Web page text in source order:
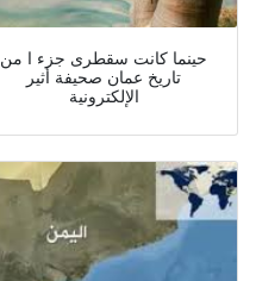
حينما كانت سقطرى جزء ا من
تاريخ عمان صحيفة أثير
الإلكترونية